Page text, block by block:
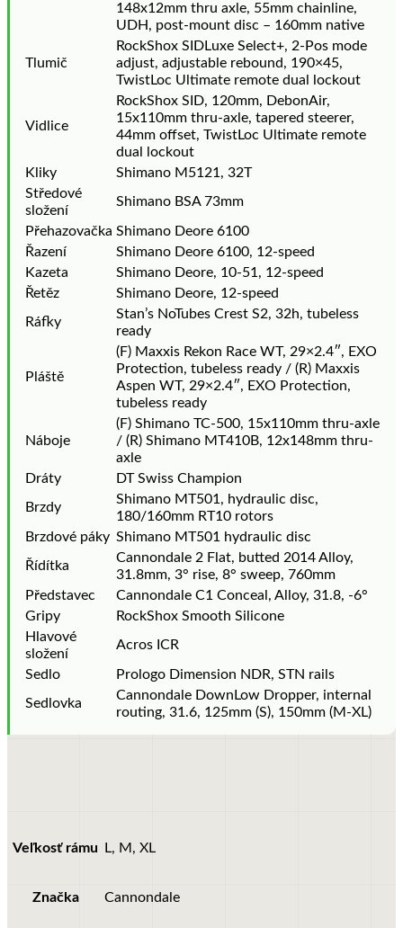
148x12mm thru axle, 55mm chainline,
UDH, post-mount disc – 160mm native
Tlumič
RockShox SIDLuxe Select+, 2-Pos mode
adjust, adjustable rebound, 190×45,
TwistLoc Ultimate remote dual lockout
Vidlice
RockShox SID, 120mm, DebonAir,
15x110mm thru-axle, tapered steerer,
44mm offset, TwistLoc Ultimate remote
dual lockout
Kliky
Shimano M5121, 32T
Středové
složení
Shimano BSA 73mm
Přehazovačka Shimano Deore 6100
Řazení
Shimano Deore 6100, 12-speed
Kazeta
Shimano Deore, 10-51, 12-speed
Řetěz
Shimano Deore, 12-speed
Ráfky
Stan’s NoTubes Crest S2, 32h, tubeless
ready
Pláště
(F) Maxxis Rekon Race WT, 29×2.4″, EXO
Protection, tubeless ready / (R) Maxxis
Aspen WT, 29×2.4″, EXO Protection,
tubeless ready
Náboje
(F) Shimano TC-500, 15x110mm thru-axle
/ (R) Shimano MT410B, 12x148mm thru-
axle
Dráty
DT Swiss Champion
Brzdy
Shimano MT501, hydraulic disc,
180/160mm RT10 rotors
Brzdové páky Shimano MT501 hydraulic disc
Řídítka
Cannondale 2 Flat, butted 2014 Alloy,
31.8mm, 3° rise, 8° sweep, 760mm
Představec
Cannondale C1 Conceal, Alloy, 31.8, -6°
Gripy
RockShox Smooth Silicone
Hlavové
složení
Acros ICR
Sedlo
Prologo Dimension NDR, STN rails
Sedlovka
Cannondale DownLow Dropper, internal
routing, 31.6, 125mm (S), 150mm (M-XL)
Veľkosť rámu L, M, XL
Značka Cannondale